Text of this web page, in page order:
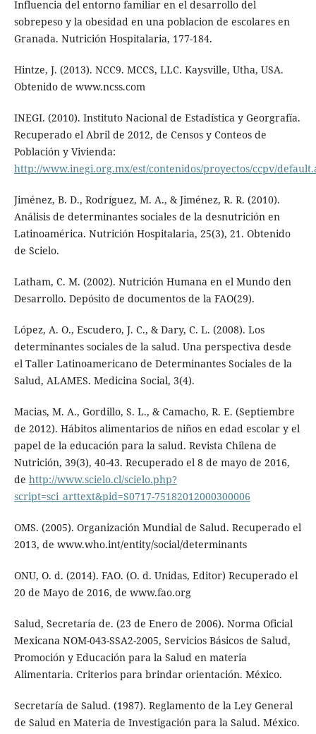
Influencia del entorno familiar en el desarrollo del
sobrepeso y la obesidad en una poblacion de escolares en
Granada. Nutrición Hospitalaria, 177-184.
Hintze, J. (2013). NCC9. MCCS, LLC. Kaysville, Utha, USA.
Obtenido de www.ncss.com
INEGI. (2010). Instituto Nacional de Estadística y Georgrafía.
Recuperado el Abril de 2012, de Censos y Conteos de
Población y Vivienda:
http://www.inegi.org.mx/est/contenidos/proyectos/ccpv/
Jiménez, B. D., Rodríguez, M. A., & Jiménez, R. R. (2010).
Análisis de determinantes sociales de la desnutrición en
Latinoamérica. Nutrición Hospitalaria, 25(3), 21. Obtenido
de Scielo.
Latham, C. M. (2002). Nutrición Humana en el Mundo den
Desarrollo. Depósito de documentos de la FAO(29).
López, A. O., Escudero, J. C., & Dary, C. L. (2008). Los
determinantes sociales de la salud. Una perspectiva desde
el Taller Latinoamericano de Determinantes Sociales de la
Salud, ALAMES. Medicina Social, 3(4).
Macias, M. A., Gordillo, S. L., & Camacho, R. E. (Septiembre
de 2012). Hábitos alimentarios de niños en edad escolar y el
papel de la educación para la salud. Revista Chilena de
Nutrición, 39(3), 40-43. Recuperado el 8 de mayo de 2016,
de http://www.scielo.cl/scielo.php?
script=sci_arttext&pid=S0717-75182012000300006
OMS. (2005). Organización Mundial de Salud. Recuperado el
2013, de www.who.int/entity/social/determinants
ONU, O. d. (2014). FAO. (O. d. Unidas, Editor) Recuperado el
20 de Mayo de 2016, de www.fao.org
Salud, Secretaría de. (23 de Enero de 2006). Norma Oficial
Mexicana NOM-043-SSA2-2005, Servicios Básicos de Salud,
Promoción y Educación para la Salud en materia
Alimentaria. Criterios para brindar orientación. México.
Secretaría de Salud. (1987). Reglamento de la Ley General
de Salud en Materia de Investigación para la Salud. México.